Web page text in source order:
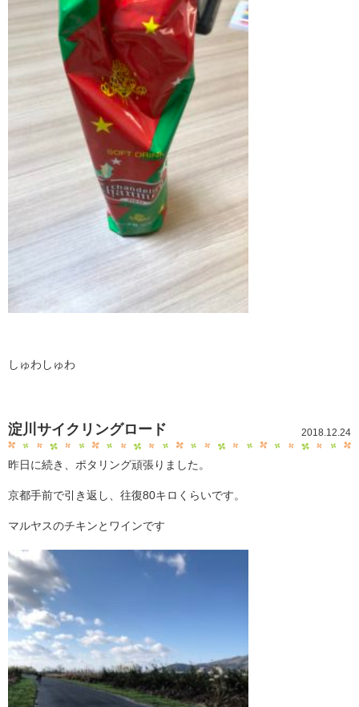
しゅわしゅわ
2018.12.24
淀川サイクリングロード
昨日に続き、ポタリング頑張りました。
京都手前で引き返し、往復80キロくらいです。
マルヤスのチキンとワインです